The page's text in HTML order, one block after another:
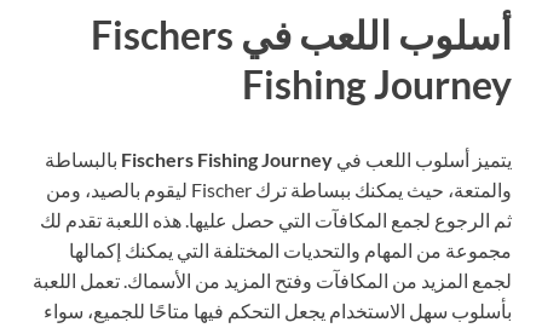
أسلوب اللعب في Fischers
Fishing Journey
يتميز أسلوب اللعب في Fischers Fishing Journey بالبساطة
والمتعة، حيث يمكنك ببساطة ترك Fischer ليقوم بالصيد، ومن
ثم الرجوع لجمع المكافآت التي حصل عليها. هذه اللعبة تقدم لك
مجموعة من المهام والتحديات المختلفة التي يمكنك إكمالها
لجمع المزيد من المكافآت وفتح المزيد من الأسماك. تعمل اللعبة
بأسلوب سهل الاستخدام يجعل التحكم فيها متاحًا للجميع، سواء